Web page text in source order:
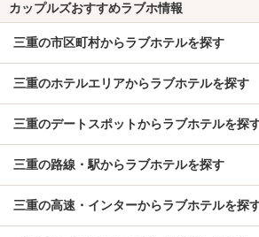
カップルズおすすめラブホ情報
三重の市区町村からラブホテルを探す
三重のホテルエリアからラブホテルを探す
三重のデートスポットからラブホテルを探
三重の路線・駅からラブホテルを探す
三重の高速・インターからラブホテルを探